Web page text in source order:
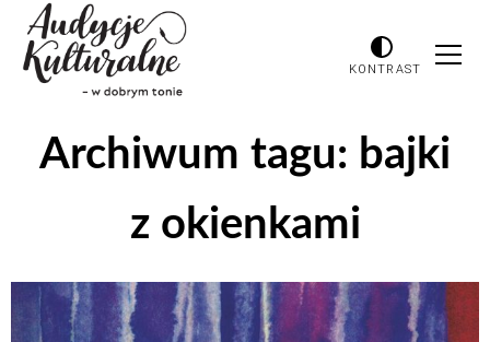
KONTRAST
Archiwum tagu: bajki
z okienkami
Odtwarzacz
plików